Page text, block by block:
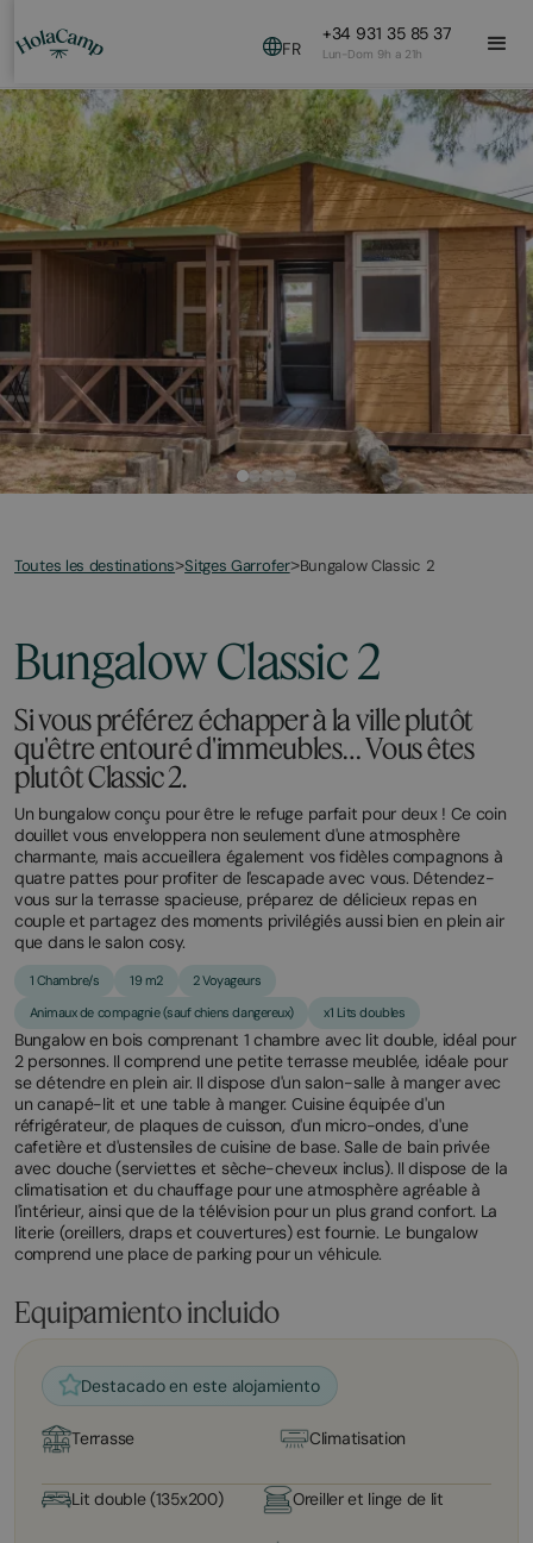
FR
+34 931 35 85 37
Lun-Dom 9h a 21h
Toutes les destinations>Sitges Garrofer>Bungalow Classic 2
Bungalow Classic 2
Si vous préférez échapper à la ville plutôt
qu'être entouré d'immeubles… Vous êtes
plutôt Classic 2.
Un bungalow conçu pour être le refuge parfait pour deux ! Ce coin
douillet vous enveloppera non seulement d'une atmosphère
charmante, mais accueillera également vos fidèles compagnons à
quatre pattes pour profiter de l'escapade avec vous. Détendez-
vous sur la terrasse spacieuse, préparez de délicieux repas en
couple et partagez des moments privilégiés aussi bien en plein air
que dans le salon cosy.
1 Chambre/s 19 m2
2 Voyageurs
Animaux de compagnie (sauf chiens dangereux)
x1 Lits doubles
Bungalow en bois comprenant 1 chambre avec lit double, idéal pour
2 personnes. Il comprend une petite terrasse meublée, idéale pour
se détendre en plein air. Il dispose d'un salon-salle à manger avec
un canapé-lit et une table à manger. Cuisine équipée d'un
réfrigérateur, de plaques de cuisson, d'un micro-ondes, d'une
cafetière et d'ustensiles de cuisine de base. Salle de bain privée
avec douche (serviettes et sèche-cheveux inclus). Il dispose de la
climatisation et du chauffage pour une atmosphère agréable à
l'intérieur, ainsi que de la télévision pour un plus grand confort. La
literie (oreillers, draps et couvertures) est fournie. Le bungalow
comprend une place de parking pour un véhicule.
Equipamiento incluido
Destacado en este alojamiento
Terrasse Climatisation
Lit double (135x200) Oreiller et linge de lit